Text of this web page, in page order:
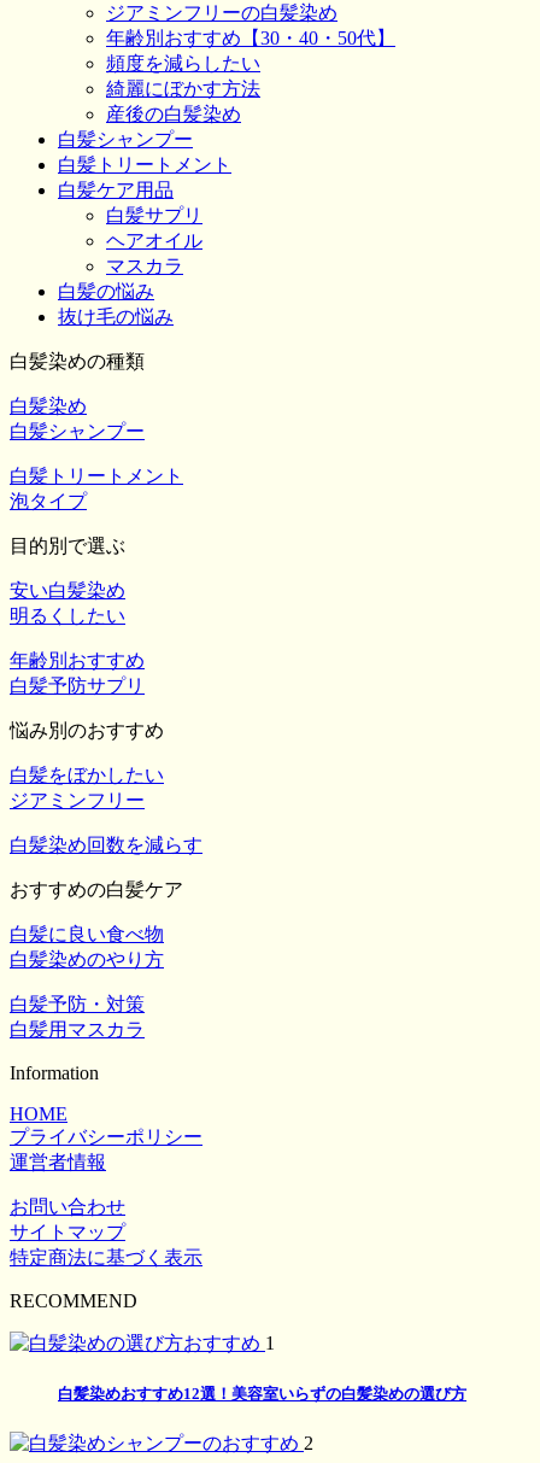
ジアミンフリーの白髪染め
年齢別おすすめ【30・40・50代】
頻度を減らしたい
綺麗にぼかす方法
産後の白髪染め
白髪シャンプー
白髪トリートメント
白髪ケア用品
白髪サプリ
ヘアオイル
マスカラ
白髪の悩み
抜け毛の悩み
白髪染めの種類
白髪染め
白髪シャンプー
白髪トリートメント
泡タイプ
目的別で選ぶ
安い白髪染め
明るくしたい
年齢別おすすめ
白髪予防サプリ
悩み別のおすすめ
白髪をぼかしたい
ジアミンフリー
白髪染め回数を減らす
おすすめの白髪ケア
白髪に良い食べ物
白髪染めのやり方
白髪予防・対策
白髪用マスカラ
Information
HOME
プライバシーポリシー
運営者情報
お問い合わせ
サイトマップ
特定商法に基づく表示
RECOMMEND
1
白髪染めおすすめ12選！美容室いらずの白髪染めの選び方
2